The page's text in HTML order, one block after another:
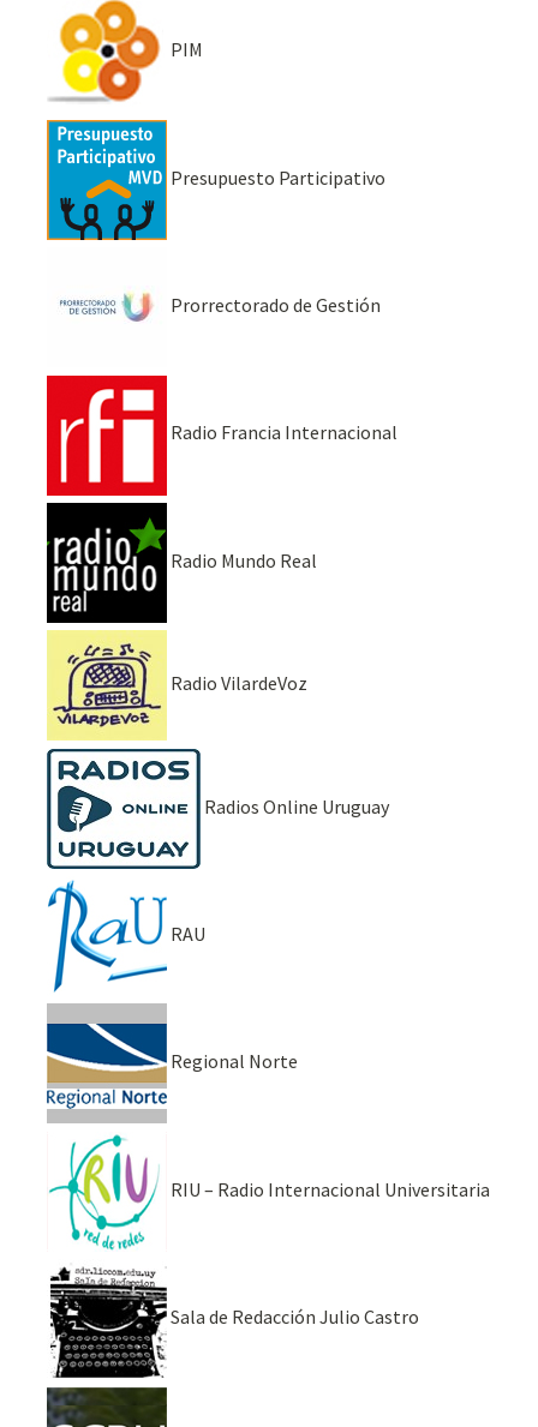
PIM
Presupuesto Participativo
Prorrectorado de Gestión
Radio Francia Internacional
Radio Mundo Real
Radio VilardeVoz
Radios Online Uruguay
RAU
Regional Norte
RIU – Radio Internacional Universitaria
Sala de Redacción Julio Castro